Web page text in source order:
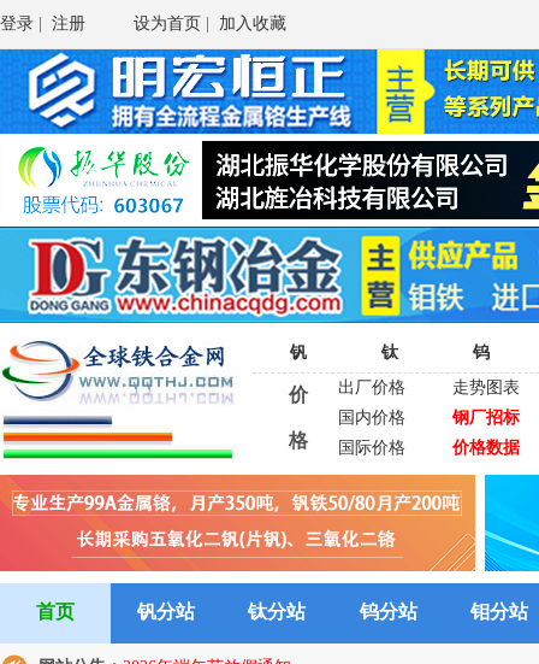
登录 注册 设为首页 加入收藏
钒 钛 钨
价
格
出厂价格
走势图表
国内价格
钢厂招标
国际价格
价格数据
首页 钒分站 钛分站 钨分站 钼分站